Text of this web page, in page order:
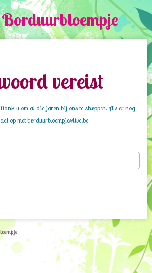
Borduurbloempje
vereist
u om al die jaren bij ons te shoppen. Als er nog
op met borduurbloempje@live.be